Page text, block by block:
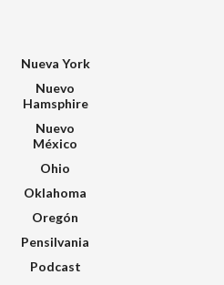
Nueva York
Nuevo
Hamsphire
Nuevo
México
Ohio
Oklahoma
Oregón
Pensilvania
Podcast